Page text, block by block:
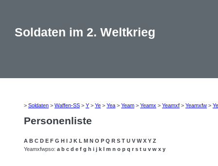
Soldaten im 2. Weltkrieg
> Soldaten > Waffen-SS > Y > Ye > Yea > Yeam > Yeamx > Yeamxf > Yeamxfw >
Personenliste
A B C D E F G H I J K L M N O P Q R S T U V W X Y Z
Yeamxfwpso: a b c d e f g h i j k l m n o p q r s t u v w x y